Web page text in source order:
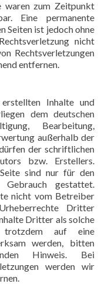
waren zum Zeitpunkt
Eine permanente
Seiten ist jedoch ohne
nicht
Rechtsverletzungen
entfernen.
Inhalte und
dem deutschen
Bearbeitung,
außerhalb der
der schriftlichen
bzw. Erstellers.
sind nur für den
gestattet.
nicht vom Betreiber
Dritter
Dritter als solche
trotzdem auf eine
werden, bitten
Hinweis. Bei
werden wir